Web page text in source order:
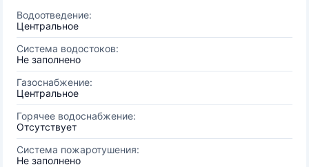
Водоотведение:
Центральное
Система водостоков:
Не заполнено
Газоснабжение:
Центральное
Горячее водоснабжение:
Отсутствует
Система пожаротушения:
Не заполнено